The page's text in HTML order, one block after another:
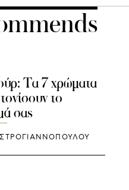
Τα 7 χρώματα
το
σας